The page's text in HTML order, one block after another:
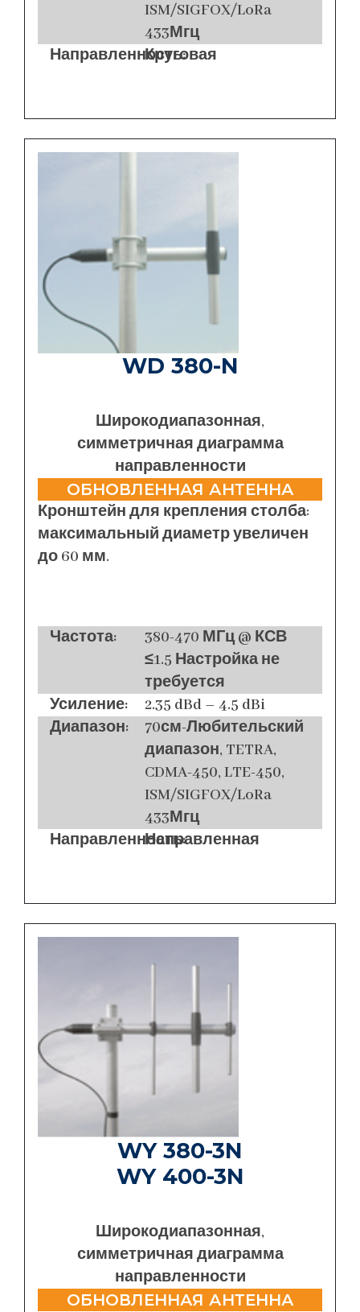
ISM/SIGFOX/LoRa
433Мгц
Направленность:
Круговая
WD 380-N
Широкодиапазонная,
симметричная диаграмма
направленности
ОБНОВЛЕННАЯ АНТЕННА
Кронштейн для крепления столба:
максимальный диаметр увеличен
до 60 мм.
Частота:
380-470 МГц @ КСВ
≤1.5 Настройка не
требуется
Усиление:
2.35 dBd – 4.5 dBi
Диапазон:
70см-Любительский
диапазон, TETRA,
CDMA-450, LTE-450,
ISM/SIGFOX/LoRa
433Мгц
Направленность:Направленная
WY 380-3N
WY 400-3N
Широкодиапазонная,
симметричная диаграмма
направленности
ОБНОВЛЕННАЯ АНТЕННА